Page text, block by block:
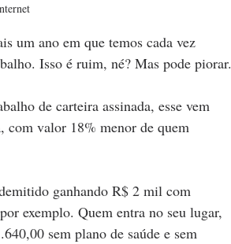
um ano em que temos cada vez
Isso é ruim, né? Mas pode piorar.
de carteira assinada, esse vem
com valor 18% menor de quem
ganhando R$ 2 mil com
exemplo. Quem entra no seu lugar,
sem plano de saúde e sem